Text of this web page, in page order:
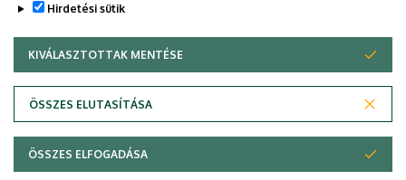
Adatvédelem
Copyright © 2026 Unideb
Hirdetési sütik
KIVÁLASZTOTTAK MENTÉSE
ÖSSZES ELUTASÍTÁSA
WITHDRAW CONSENT
ÖSSZES ELFOGADÁSA